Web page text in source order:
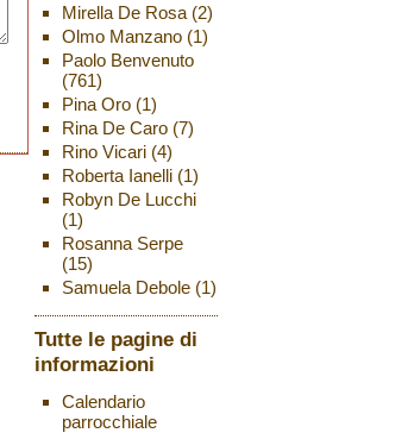
Mirella De Rosa(2)
Olmo Manzano(1)
Paolo Benvenuto
(761)
Pina Oro(1)
Rina De Caro(7)
Rino Vicari(4)
Roberta Ianelli(1)
Robyn De Lucchi
(1)
Rosanna Serpe
(15)
Samuela Debole(1)
Tutte le pagine di
informazioni
Calendario
parrocchiale